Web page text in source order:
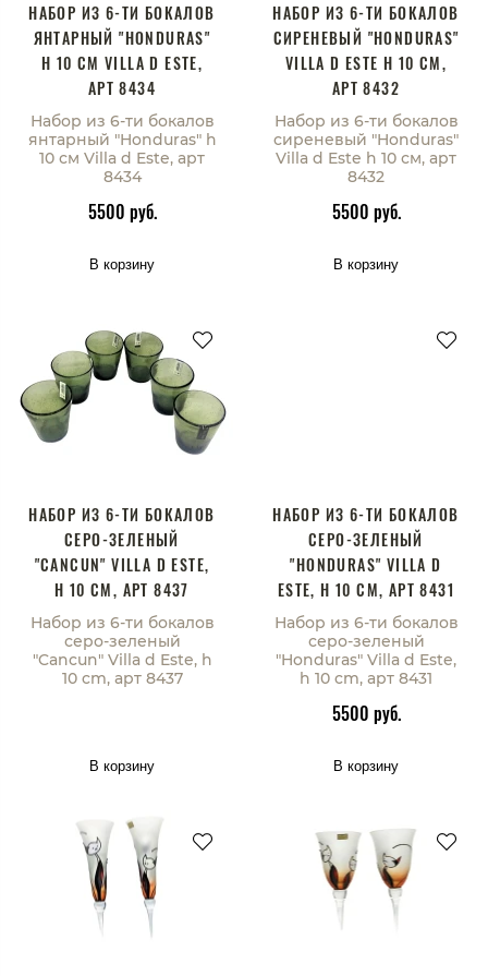
НАБОР ИЗ 6-ТИ БОКАЛОВ
ЯНТАРНЫЙ "HONDURAS"
H 10 СМ VILLA D ESTE,
АРТ 8434
Набор из 6-ти бокалов
янтарный "Honduras" h
10 см Villa d Este, арт
8434
5500 руб.
В корзину
НАБОР ИЗ 6-ТИ БОКАЛОВ
СИРЕНЕВЫЙ "HONDURAS"
VILLA D ESTE H 10 СМ,
АРТ 8432
Набор из 6-ти бокалов
сиреневый "Honduras"
Villa d Este h 10 см, арт
8432
5500 руб.
В корзину
НАБОР ИЗ 6-ТИ БОКАЛОВ
СЕРО-ЗЕЛЕНЫЙ
"CANCUN" VILLA D ESTE,
H 10 CM, АРТ 8437
Набор из 6-ти бокалов
серо-зеленый
"Cancun" Villa d Este, h
10 cm, арт 8437
В корзину
НАБОР ИЗ 6-ТИ БОКАЛОВ
СЕРО-ЗЕЛЕНЫЙ
"HONDURAS" VILLA D
ESTE, H 10 CM, АРТ 8431
Набор из 6-ти бокалов
серо-зеленый
"Honduras" Villa d Este,
h 10 cm, арт 8431
5500 руб.
В корзину